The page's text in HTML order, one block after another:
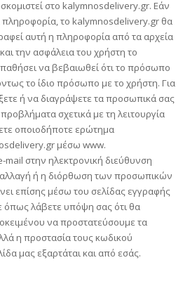
στο kalymnosdelivery.gr. Εάν
πληροφορία, το kalymnosdelivery.gr θα
αυτή η πληροφορία από τα αρχεία
την ασφάλεια του χρήστη το
να βεβαιωθεί ότι το πρόσωπο
το ίδιο πρόσωπο με το χρήστη. Για
ή να διαγράψετε τα προσωπικά σας
σχετικά με τη λειτουργία
οποιοδήποτε ερώτημα
μέσω www.
στην ηλεκτρονική διεύθυνση
ή η διόρθωση των προσωπικών
επίσης μέσω του σελίδας εγγραφής
λάβετε υπόψη σας ότι θα
να προστατεύσουμε τα
η προστασία τους κωδικού
μας εξαρτάται και από εσάς.